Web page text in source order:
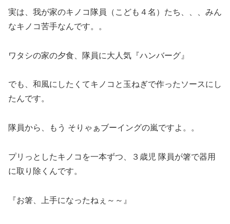
実は、我が家のキノコ隊員（こども４名）たち、、、みん
なキノコ苦手なんです。。
ワタシの家の夕食、隊員に大人気『ハンバーグ』
でも、和風にしたくてキノコと玉ねぎで作ったソースにし
たんです。
隊員から、もう そりゃぁブーイングの嵐ですよ。。
プリっとしたキノコを一本ずつ、３歳児 隊員が箸で器用
に取り除くんです。
『お箸、上手になったねぇ～～』